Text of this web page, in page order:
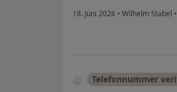
18. Juni 2026 • Wilhelm Stabel •
Telefonnummer